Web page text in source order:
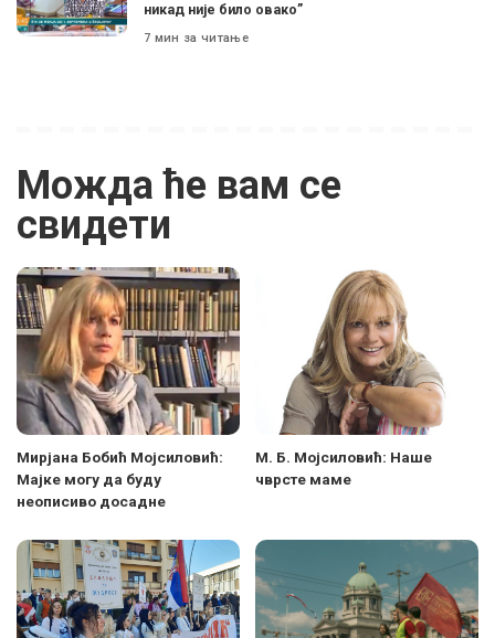
никад није било овако”
7 мин за читање
Можда ће вам се
свидети
Мирјана Бобић Мојсиловић:
Мајке могу да буду
неописиво досадне
М. Б. Мојсиловић: Наше
чврсте маме